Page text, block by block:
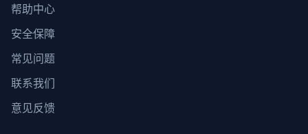
帮助中心
安全保障
常见问题
联系我们
意见反馈